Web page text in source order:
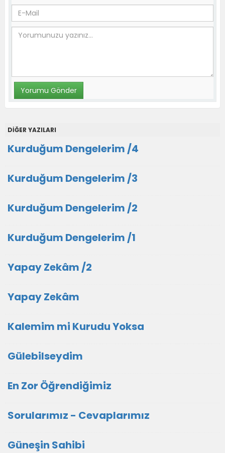
DİĞER YAZILARI
Kurduğum Dengelerim /4
Kurduğum Dengelerim /3
Kurduğum Dengelerim /2
Kurduğum Dengelerim /1
Yapay Zekâm /2
Yapay Zekâm
Kalemim mi Kurudu Yoksa
Gülebilseydim
En Zor Öğrendiğimiz
Sorularımız - Cevaplarımız
Güneşin Sahibi